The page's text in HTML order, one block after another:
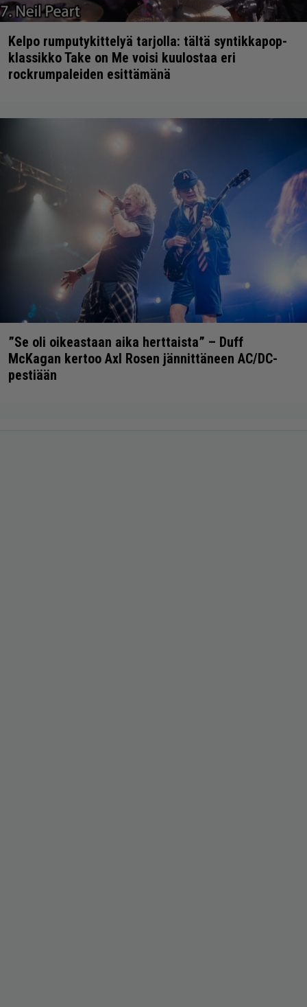
Kelpo rumputykittelyä tarjolla: tältä syntikkapop-
klassikko Take on Me voisi kuulostaa eri
rockrumpaleiden esittämänä
”Se oli oikeastaan aika herttaista” – Duff
McKagan kertoo Axl Rosen jännittäneen AC/DC-
pestiään